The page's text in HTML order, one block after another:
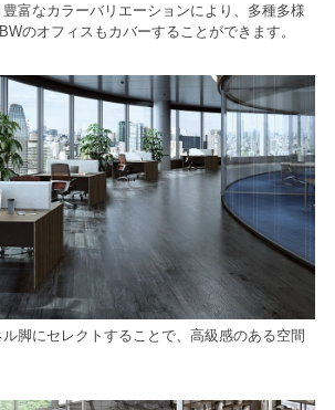
富なカラーバリエーションにより、多種多様
のオフィスもカバーすることができます。
脚にセレクトすることで、高級感のある空間